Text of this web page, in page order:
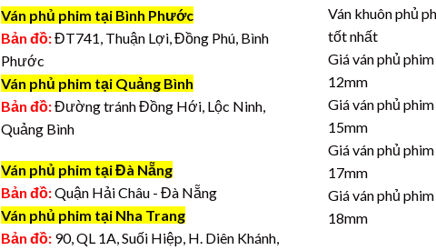
Ván phủ phim tại Bình Phước
Bản đồ:ĐT741, Thuận Lợi, Đồng Phú, Bình
Phước
Ván phủ phim tại Quảng Bình
Bản đồ:Đường tránh Đồng Hới, Lộc Ninh,
Quảng Bình
Ván phủ phim tại Đà Nẵng
Bản đồ:Quận Hải Châu - Đà Nẵng
Ván phủ phim tại Nha Trang
Bản đồ: 90, QL 1A, Suối Hiệp, H. Diên Khánh,
Ván khuôn phủ
tốt nhất
Giá ván phủ phim
12mm
Giá ván phủ phim
15mm
Giá ván phủ phim
17mm
Giá ván phủ phim
18mm